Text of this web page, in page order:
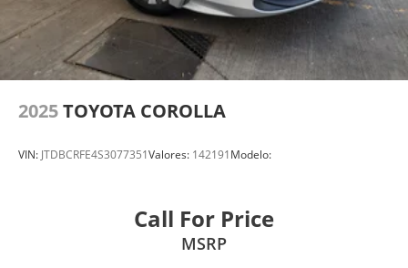
2025TOYOTA COROLLA
VIN: JTDBCRFE4S3077351Valores: 142191Modelo:
Call For Price
MSRP